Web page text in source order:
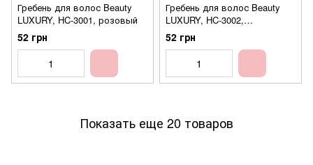
Гребень для волос Beauty
LUXURY, HC-3001, розовый
52 грн
Гребень для волос Beauty
LUXURY, HC-3002,
фиолетовый
52 грн
Показать еще 20 товаров